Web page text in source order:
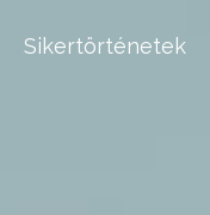
Sikertörténetek